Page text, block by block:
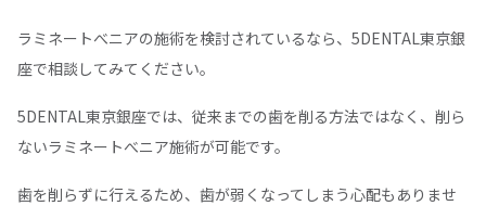
ラミネートべニアの施術を検討されているなら、5DENTAL東京銀
座で相談してみてください。
5DENTAL東京銀座では、従来までの歯を削る方法ではなく、削ら
ないラミネートべニア施術が可能です。
歯を削らずに行えるため、歯が弱くなってしまう心配もありませ